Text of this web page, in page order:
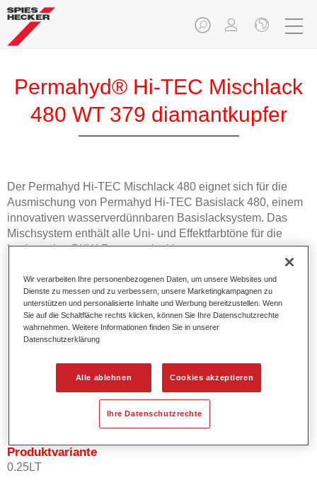
Permahyd® Hi-TEC Mischlack
480 WT 379 diamantkupfer
Der Permahyd Hi-TEC Mischlack 480 eignet sich für die
Ausmischung von Permahyd Hi-TEC Basislack 480, einem
innovativen wasserverdünnbaren Basislacksystem. Das
Mischsystem enthält alle Uni- und Effektfarbtöne für die
hochwertige PKW-Reparaturlackierung.
Produktmerkmale
Einfach und schnell zu verarbeiten.
Bietet eine hohe Farbtongenauigkeit und gleichmäßige
Effektausrichtung.
Fördert kurze Prozesszeiten.
Ermöglicht einfaches und sicheres Einlackieren.
Kann variabel eingesetzt werden, z.B. für Innenraum-,
Mehrschicht- und Mehrfarbenlackierungen.
Produktvariante
0.25LT
Wir verarbeiten Ihre personenbezogenen Daten, um unsere Websites und
Dienste zu messen und zu verbessern, unsere Marketingkampagnen zu
unterstützen und personalisierte Inhalte und Werbung bereitzustellen. Wenn
Sie auf die Schaltfläche rechts klicken, können Sie Ihre Datenschutzrechte
wahrnehmen. Weitere Informationen finden Sie in unserer
Datenschutzerklärung
Alle ablehnen Cookies akzeptieren
Ihre Datenschutzrechte